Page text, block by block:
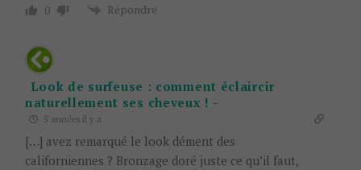
0 Répondre
Look de surfeuse : comment éclaircir
naturellement ses cheveux ! -
5 années il y a
[…] avez remarqué le look dément des
californiennes ? Bronzage doré juste ce qu’il faut,